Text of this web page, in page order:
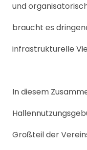
und
braucht es
infrastrukturelle
In diesem
Großteil der